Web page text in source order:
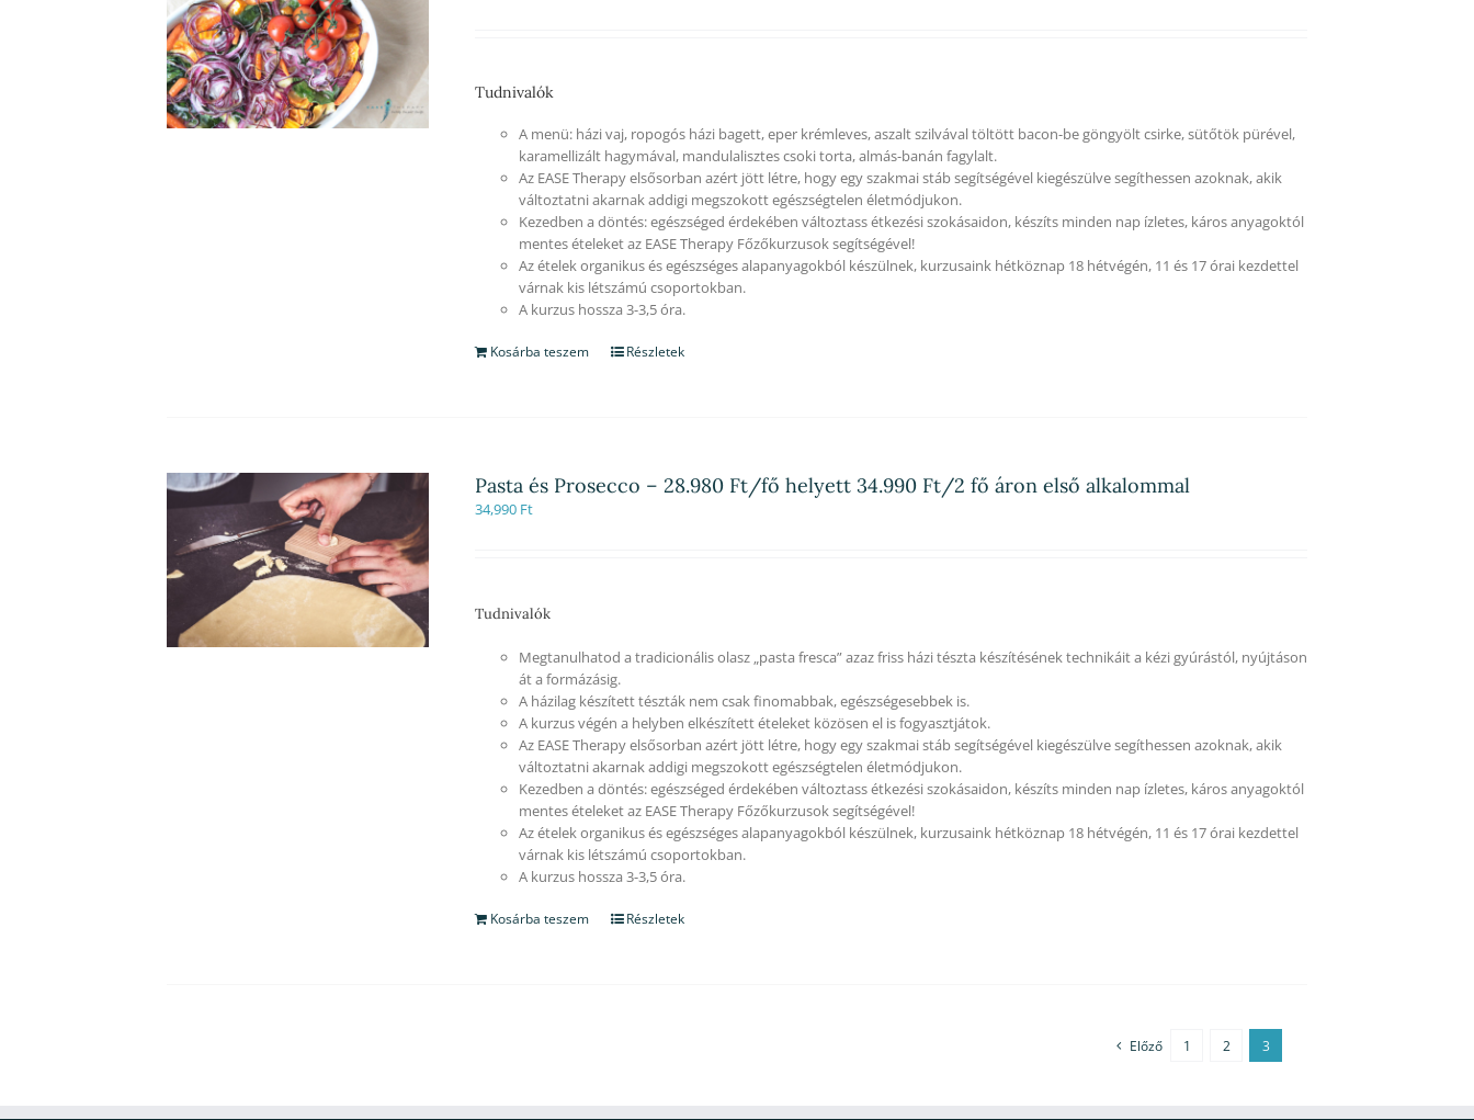
Tudnivalók
A menü: házi vaj, ropogós házi bagett, eper krémleves, aszalt szilvával töltött bacon-be göngyölt csirke, sütőtök pürével,
karamellizált hagymával, mandulalisztes csoki torta, almás-banán fagylalt.
Az EASE Therapy elsősorban azért jött létre, hogy egy szakmai stáb segítségével kiegészülve segíthessen azoknak, akik
változtatni akarnak addigi megszokott egészségtelen életmódjukon.
Kezedben a döntés: egészséged érdekében változtass étkezési szokásaidon, készíts minden nap ízletes, káros anyagoktól
mentes ételeket az EASE Therapy Főzőkurzusok segítségével!
Az ételek organikus és egészséges alapanyagokból készülnek, kurzusaink hétköznap 18 hétvégén, 11 és 17 órai kezdettel
várnak kis létszámú csoportokban.
A kurzus hossza 3-3,5 óra.
Kosárba teszem Részletek
Pasta és Prosecco – 28.980 Ft/fő helyett 34.990 Ft/2 fő áron első alkalommal
34,990 Ft
Tudnivalók
Megtanulhatod a tradicionális olasz „pasta fresca” azaz friss házi tészta készítésének technikáit a kézi gyúrástól, nyújtáson
át a formázásig.
A házilag készített tészták nem csak finomabbak, egészségesebbek is.
A kurzus végén a helyben elkészített ételeket közösen el is fogyasztjátok.
Az EASE Therapy elsősorban azért jött létre, hogy egy szakmai stáb segítségével kiegészülve segíthessen azoknak, akik
változtatni akarnak addigi megszokott egészségtelen életmódjukon.
Kezedben a döntés: egészséged érdekében változtass étkezési szokásaidon, készíts minden nap ízletes, káros anyagoktól
mentes ételeket az EASE Therapy Főzőkurzusok segítségével!
Az ételek organikus és egészséges alapanyagokból készülnek, kurzusaink hétköznap 18 hétvégén, 11 és 17 órai kezdettel
várnak kis létszámú csoportokban.
A kurzus hossza 3-3,5 óra.
Kosárba teszem Részletek
Előző 1 2 3